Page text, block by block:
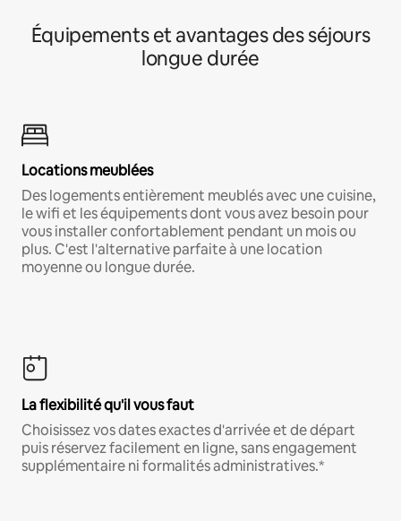
Équipements et avantages des séjours
longue durée
Locations meublées
Des logements entièrement meublés avec une cuisine,
le wifi et les équipements dont vous avez besoin pour
vous installer confortablement pendant un mois ou
plus. C'est l'alternative parfaite à une location
moyenne ou longue durée.
La flexibilité qu'il vous faut
Choisissez vos dates exactes d'arrivée et de départ
puis réservez facilement en ligne, sans engagement
supplémentaire ni formalités administratives.*